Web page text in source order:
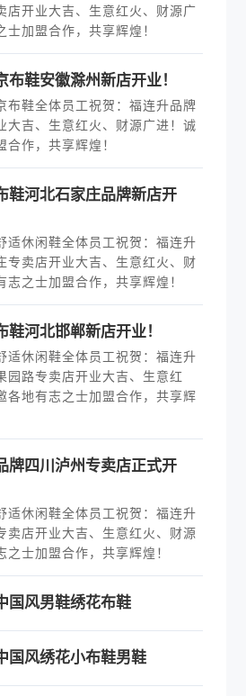
店开业大吉、生意红火、财源广
加盟合作，共享辉煌！
鞋安徽滁州新店开业！
布鞋全体员工祝贺：福连升品牌
大吉、生意红火、财源广进！诚
作，共享辉煌！
鞋河北石家庄品牌新店开
适休闲鞋全体员工祝贺：福连升
专卖店开业大吉、生意红火、财
之士加盟合作，共享辉煌！
河北邯郸新店开业！
适休闲鞋全体员工祝贺：福连升
园路专卖店开业大吉、生意红
各地有志之士加盟合作，共享辉
牌四川泸州专卖店正式开
适休闲鞋全体员工祝贺：福连升
卖店开业大吉、生意红火、财源
士加盟合作，共享辉煌！
国风男鞋绣花布鞋
国风绣花小布鞋男鞋